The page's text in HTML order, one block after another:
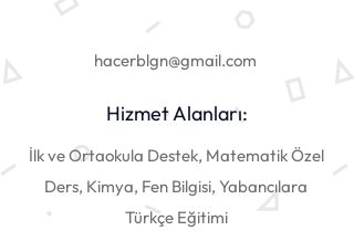
hacerblgn@gmail.com
Hizmet Alanları:
İlk ve Ortaokula Destek, Matematik Özel
Ders, Kimya, Fen Bilgisi, Yabancılara
Türkçe Eğitimi